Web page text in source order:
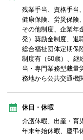
残業手当、資格手当
健康保険、労災保険
その他制度、企業年
発）奨励金制度、退
総合福祉団体定期保
制度有（60歳）、継
当・専門業務型裁量
務地から公共交通機
休日・休暇
介護休暇、出産・育
年末年始休暇、慶弔